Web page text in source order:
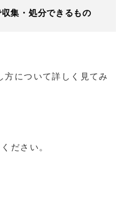
集・処分できるもの
方について詳しく見てみ
ださい。